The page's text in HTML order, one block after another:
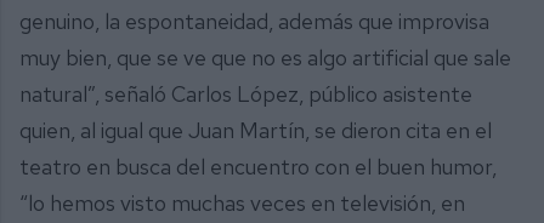
genuino, la espontaneidad, además que improvisa
muy bien, que se ve que no es algo artificial que sale
natural”, señaló Carlos López, público asistente
quien, al igual que Juan Martín, se dieron cita en el
teatro en busca del encuentro con el buen humor,
“lo hemos visto muchas veces en televisión, en